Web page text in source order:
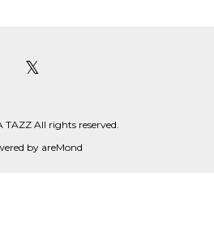
𝕏
TAZZ All rights reserved.
by areMond